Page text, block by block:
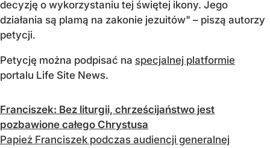
decyzję o wykorzystaniu tej świętej ikony. Jego
działania są plamą na zakonie jezuitów" – piszą autorzy
petycji.
Petycję można podpisać na specjalnej platformie
portalu Life Site News.
Franciszek: Bez liturgii, chrześcijaństwo jest
pozbawione całego Chrystusa
Papież Franciszek podczas audiencji generalnej